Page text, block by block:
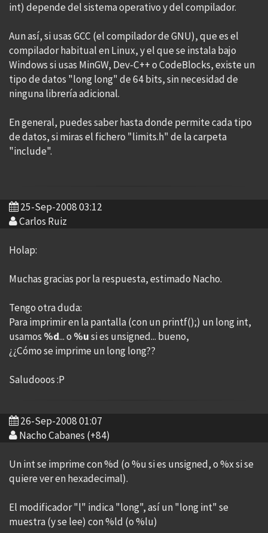
int) depende del sistema operativo y del compilador.
Aun así, si usas GCC (el compilador de GNU), que es el
compilador habitual en Linux, y el que se instala bajo
Windows si usas MinGW, Dev-C++ o CodeBlocks, existe un
tipo de datos "long long" de 64 bits, sin necesidad de
ninguna librería adicional.
En general, puedes saber hasta donde permite cada tipo
de datos, si miras el fichero "limits.h" de la carpeta
"include".
25-Sep-2008 03:12
Carlos Ruiz
Holap:
Muchas gracias por la respuesta, estimado Nacho.
Tengo otra duda:
Para imprimir en la pantalla (con un printf();) un long int,
usamos %d... o %usi es unsigned... bueno,
¿¿Cómo se imprime un long long??
Saludooos :P
26-Sep-2008 01:07
Nacho Cabanes (+84)
Un int se imprime con %d (o %u si es unsigned, o %x si se
quiere ver en hexadecimal).
El modificador "l" indica "long", así un "long int" se
muestra (y se lee) con %ld (o %lu)